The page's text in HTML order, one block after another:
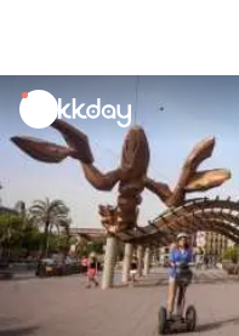
unread
notifications